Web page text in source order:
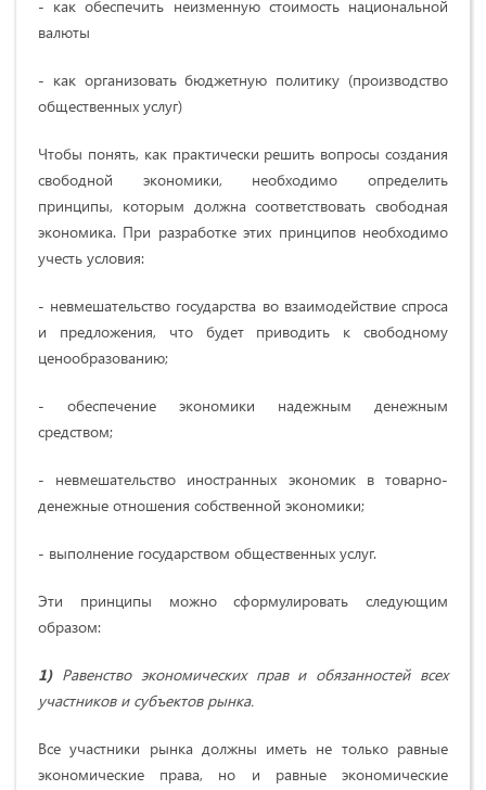
- как обеспечить неизменную стоимость национальной
валюты
- как организовать бюджетную политику (производство
общественных услуг)
Чтобы понять, как практически решить вопросы создания
свободной экономики, необходимо определить
принципы, которым должна соответствовать свободная
экономика. При разработке этих принципов необходимо
учесть условия:
- невмешательство государства во взаимодействие спроса
и предложения, что будет приводить к свободному
ценообразованию;
- обеспечение экономики надежным денежным
средством;
- невмешательство иностранных экономик в товарно-
денежные отношения собственной экономики;
- выполнение государством общественных услуг.
Эти принципы можно сформулировать следующим
образом:
1)Равенство экономических прав и обязанностей всех
участников и субъектов рынка.
Все участники рынка должны иметь не только равные
экономические права, но и равные экономические